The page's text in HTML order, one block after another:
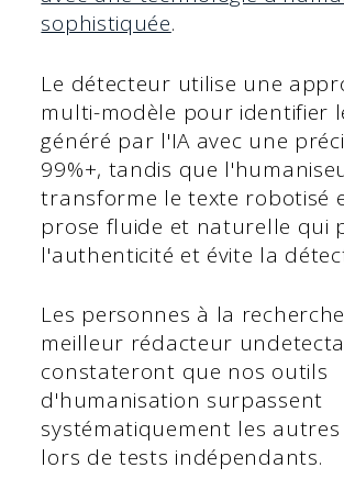
sophistiquée.
Le détecteur utilise une
multi-modèle pour identifier
généré par l'IA avec une
99%+, tandis que
transforme le texte robotisé
prose fluide et naturelle qui
l'authenticité et évite la
Les personnes à la
meilleur rédacteur
constateront que nos outils
d'humanisation surpassent
systématiquement les
lors de tests indépendants.